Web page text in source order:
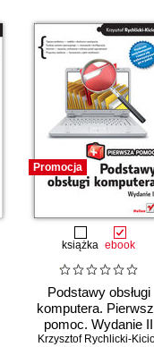
Promocja
książka ebook
Podstawy obsługi
komputera.
pomoc. Wydanie II
Krzysztof Rychlicki-